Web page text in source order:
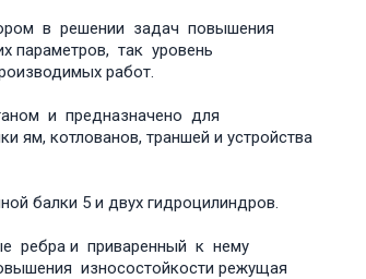
в решении задач повышения
параметров, так уровень
работ.
и предназначено для
котлованов, траншей и устройства
балки 5 и двух гидроцилиндров.
ребра и приваренный к нему
износостойкости режущая